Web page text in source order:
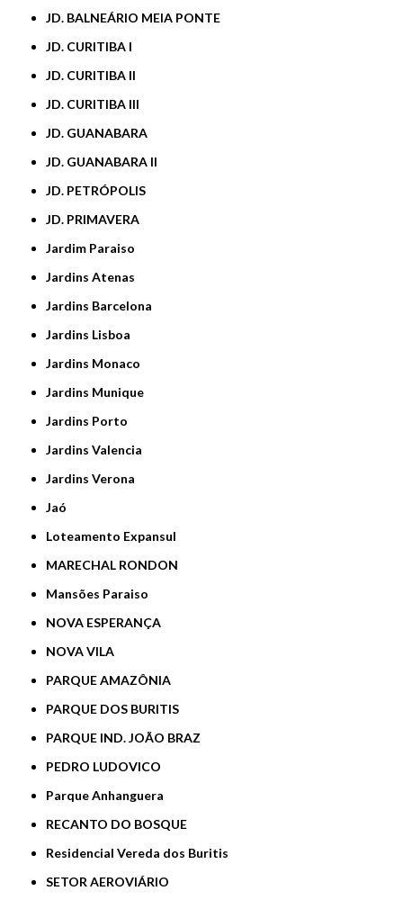
JD. BALNEÁRIO MEIA PONTE
JD. CURITIBA I
JD. CURITIBA II
JD. CURITIBA III
JD. GUANABARA
JD. GUANABARA II
JD. PETRÓPOLIS
JD. PRIMAVERA
Jardim Paraiso
Jardins Atenas
Jardins Barcelona
Jardins Lisboa
Jardins Monaco
Jardins Munique
Jardins Porto
Jardins Valencia
Jardins Verona
Jaó
Loteamento Expansul
MARECHAL RONDON
Mansões Paraiso
NOVA ESPERANÇA
NOVA VILA
PARQUE AMAZÔNIA
PARQUE DOS BURITIS
PARQUE IND. JOÃO BRAZ
PEDRO LUDOVICO
Parque Anhanguera
RECANTO DO BOSQUE
Residencial Vereda dos Buritis
SETOR AEROVIÁRIO